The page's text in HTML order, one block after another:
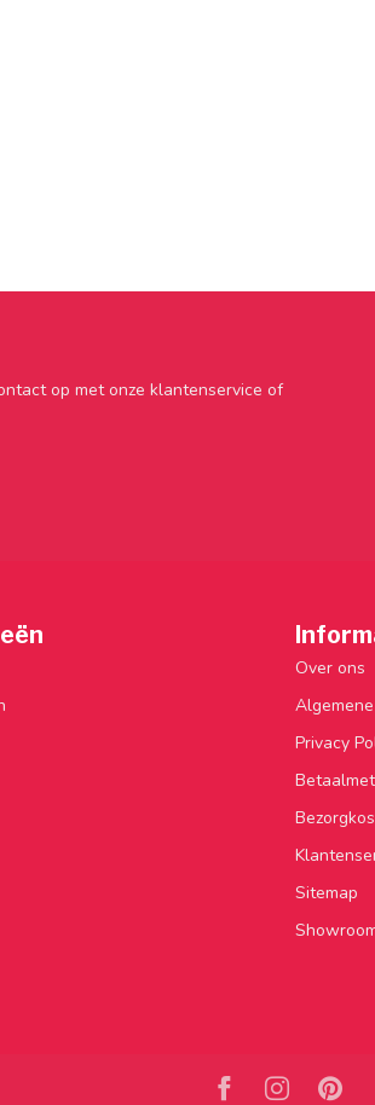
op met onze klantenservice of
Over ons
Privacy
Sitemap